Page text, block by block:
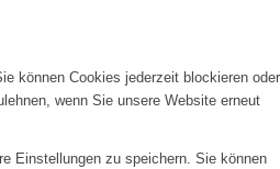
können Cookies jederzeit blockieren oder
wenn Sie unsere Website erneut
Einstellungen zu speichern. Sie können